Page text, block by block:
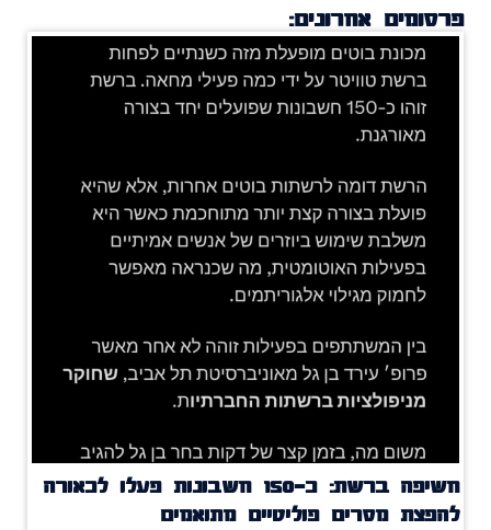
פרסומים אחרונים:
חשיפה ברשת: כ־150 חשבונות פעלו לכאורה
להפצת מסרים פוליטיים מתואמים